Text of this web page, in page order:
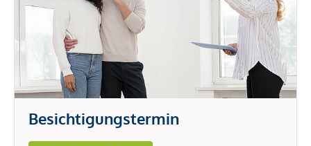
Besichtigungstermin